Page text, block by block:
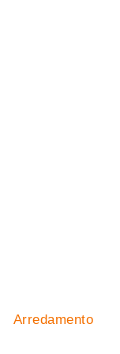
Arredamento